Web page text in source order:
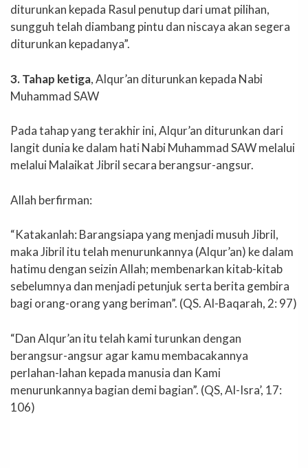
diturunkan kepada Rasul penutup dari umat pilihan,
sungguh telah diambang pintu dan niscaya akan segera
diturunkan kepadanya”.
3. Tahap ketiga, Alqur’an diturunkan kepada Nabi
Muhammad SAW
Pada tahap yang terakhir ini, Alqur’an diturunkan dari
langit dunia ke dalam hati Nabi Muhammad SAW melalui
melalui Malaikat Jibril secara berangsur-angsur.
Allah berfirman:
“Katakanlah: Barangsiapa yang menjadi musuh Jibril,
maka Jibril itu telah menurunkannya (Alqur’an) ke dalam
hatimu dengan seizin Allah; membenarkan kitab-kitab
sebelumnya dan menjadi petunjuk serta berita gembira
bagi orang-orang yang beriman”. (QS. Al-Baqarah, 2: 97)
“Dan Alqur’an itu telah kami turunkan dengan
berangsur-angsur agar kamu membacakannya
perlahan-lahan kepada manusia dan Kami
menurunkannya bagian demi bagian”. (QS, Al-Isra’, 17:
106)